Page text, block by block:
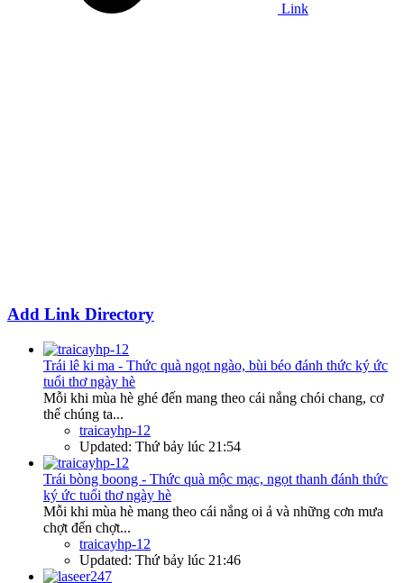
Link
Add Link Directory
Trái lê ki ma - Thức quà ngọt ngào, bùi béo đánh thức ký ức
tuổi thơ ngày hè
Mỗi khi mùa hè ghé đến mang theo cái nắng chói chang, cơ
thể chúng ta...
traicayhp-12
Updated: Thứ bảy lúc 21:54
Trái bòng boong - Thức quà mộc mạc, ngọt thanh đánh thức
ký ức tuổi thơ ngày hè
Mỗi khi mùa hè mang theo cái nắng oi ả và những cơn mưa
chợt đến chợt...
traicayhp-12
Updated: Thứ bảy lúc 21:46